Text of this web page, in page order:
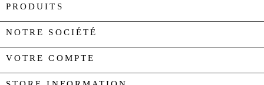
PRODUITS
NOTRE SOCIÉTÉ
VOTRE COMPTE